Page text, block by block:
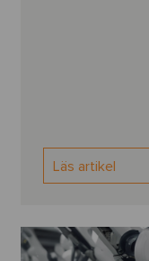
Läs artikel